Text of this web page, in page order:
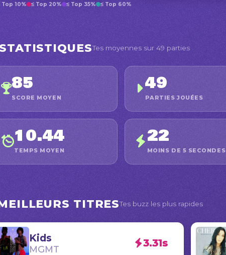
Top 10% ≤ Top 20% ≤ Top 35% ≤ Top 60%
STATISTIQUESTes moyennes sur 49 parties
85
SCORE MOYEN
49
PARTIES JOUÉES
10.44
TEMPS MOYEN
22
MOINS DE 5 SECONDES
TITRESTes buzz les plus rapides
Kids
MGMT 3.31s